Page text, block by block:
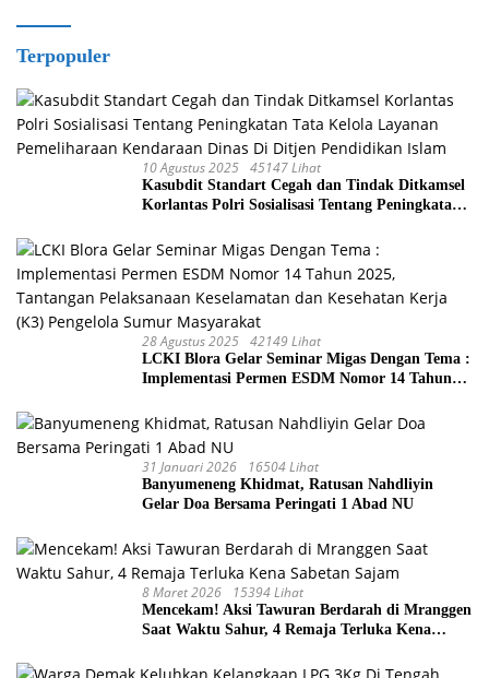
Terpopuler
10 Agustus 2025 45147 Lihat
Kasubdit Standart Cegah dan Tindak Ditkamsel
Korlantas Polri Sosialisasi Tentang Peningkatan
Dinas Di Ditjen Pendidikan Islam
28 Agustus 2025 42149 Lihat
LCKI Blora Gelar Seminar Migas Dengan Tema :
Implementasi Permen ESDM Nomor 14 Tahun
Kesehatan Kerja (K3) Pengelola Sumur
Masyarakat
31 Januari 2026 16504 Lihat
Banyumeneng Khidmat, Ratusan Nahdliyin
Gelar Doa Bersama Peringati 1 Abad NU
8 Maret 2026 15394 Lihat
Mencekam! Aksi Tawuran Berdarah di Mranggen
Saat Waktu Sahur, 4 Remaja Terluka Kena